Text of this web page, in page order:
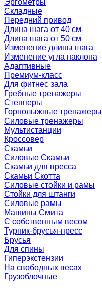
Эргометры
Складные
Передний привод
Длина шага от 40 см
Длина шага от 50 см
Изменение длины шага
Изменение угла наклона
Адаптивные
Премиум-класс
Для фитнес зала
Гребные тренажеры
Степперы
Горнолыжные тренажеры
Силовые тренажеры
Мультистанции
Кроссовер
Скамьи
Силовые Скамьи
Скамьи для пресса
Скамьи Скотта
Силовые стойки и рамы
Стойки для штанги
Силовые рамы
Машины Смита
C собственным весом
Турник-брусья-пресс
Брусья
Для спины
Гиперэкстензии
На свободных весах
Грузоблочные